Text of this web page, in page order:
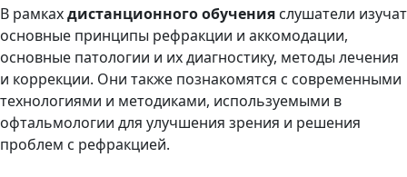
В рамкахдистанционного обучения слушатели изучат
основные принципы рефракции и аккомодации,
основные патологии и их диагностику, методы лечения
и коррекции. Они также познакомятся с современными
технологиями и методиками, используемыми в
офтальмологии для улучшения зрения и решения
проблем с рефракцией.